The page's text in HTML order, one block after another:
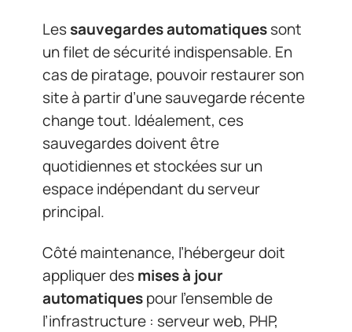
Lessauvegardes automatiquessont
un filet de sécurité indispensable. En
cas de piratage, pouvoir restaurer son
site à partir d’une sauvegarde récente
change tout. Idéalement, ces
sauvegardes doivent être
quotidiennes et stockées sur un
espace indépendant du serveur
principal.
Côté maintenance, l’hébergeur doit
appliquer desmises à jour
automatiquespour l’ensemble de
l’infrastructure : serveur web, PHP,